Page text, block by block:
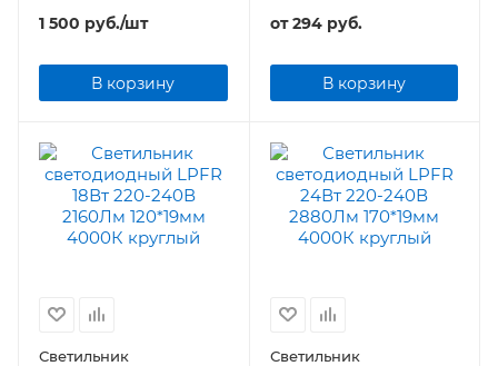
1 500 руб./шт
В корзину
от294 руб.
В корзину
Светильник
Светильник